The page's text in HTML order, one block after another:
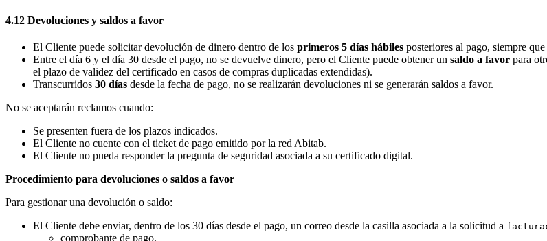
4.12 Devoluciones y saldos a favor
El Cliente puede solicitar devolución de dinero dentro de los primeros 5 días hábiles posteriores al pago, siempre
Entre el día 6 y el día 30 desde el pago, no se devuelve dinero, pero el Cliente puede obtener un saldo a favor para
el plazo de validez del certificado en casos de compras duplicadas extendidas).
Transcurridos 30 días desde la fecha de pago, no se realizarán devoluciones ni se generarán saldos a favor.
No se aceptarán reclamos cuando:
Se presenten fuera de los plazos indicados.
El Cliente no cuente con el ticket de pago emitido por la red Abitab.
El Cliente no pueda responder la pregunta de seguridad asociada a su certificado digital.
Procedimiento para devoluciones o saldos a favor
Para gestionar una devolución o saldo:
El Cliente debe enviar, dentro de los 30 días desde el pago, un correo desde la casilla asociada a la solicitud a
comprobante de pago,